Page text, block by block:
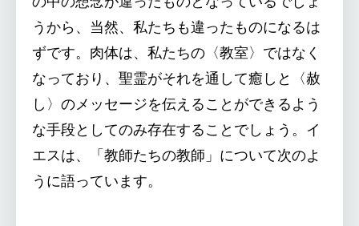
うから、当然、私たちも違ったものになるは
ずです。肉体は、私たちの〈教室〉ではなく
なっており、聖霊がそれを通して癒しと〈赦
し〉のメッセージを伝えることができるよう
な手段としてのみ存在することでしょう。イ
エスは、「教師たちの教師」について次のよ
うに語っています。